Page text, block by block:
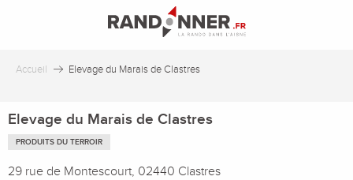
principal
Accueil Elevage du Marais de Clastres
Elevage du Marais de Clastres
PRODUITS DU TERROIR
29 rue de Montescourt, 02440 Clastres